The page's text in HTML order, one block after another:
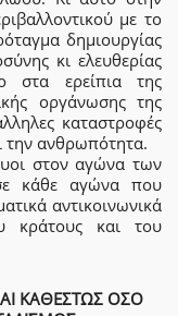
με το
δημιουργίας
κι ελευθερίας
στα ερείπια της
οργάνωσης της
καταστροφές
την ανθρωπότητα.
στον αγώνα των
κάθε αγώνα που
αντικοινωνικά
κράτους και του
ΚΑΘΕΣΤΩΣ ΟΣΟ